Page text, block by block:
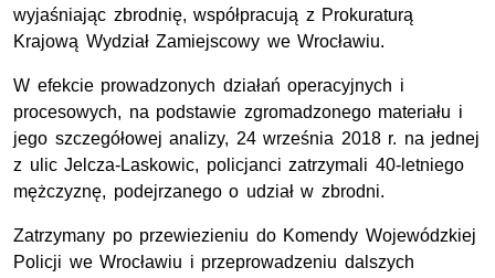
wyjaśniając zbrodnię, współpracują z Prokuraturą
Krajową Wydział Zamiejscowy we Wrocławiu.
W efekcie prowadzonych działań operacyjnych i
procesowych, na podstawie zgromadzonego materiału i
jego szczegółowej analizy, 24 września 2018 r. na jednej
z ulic Jelcza-Laskowic, policjanci zatrzymali 40-letniego
mężczyznę, podejrzanego o udział w zbrodni.
Zatrzymany po przewiezieniu do Komendy Wojewódzkiej
Policji we Wrocławiu i przeprowadzeniu dalszych